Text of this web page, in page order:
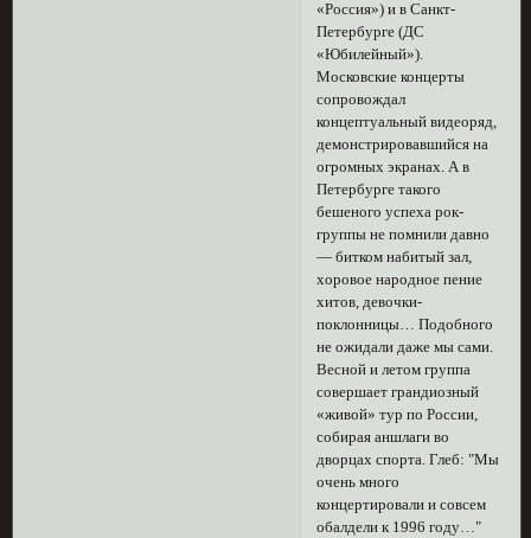
«Россия») и в Санкт-
Петербурге (ДС
«Юбилейный»).
Московские концерты
сопровождал
концептуальный видеоряд,
демонстрировавшийся на
огромных экранах. А в
Петербурге такого
бешеного успеха рок-
группы не помнили давно
— битком набитый зал,
хоровое народное пение
хитов, девочки-
поклонницы… Подобного
не ожидали даже мы сами.
Весной и летом группа
совершает грандиозный
«живой» тур по России,
собирая аншлаги во
дворцах спорта. Глеб: "Мы
очень много
концертировали и совсем
обалдели к 1996 году…"